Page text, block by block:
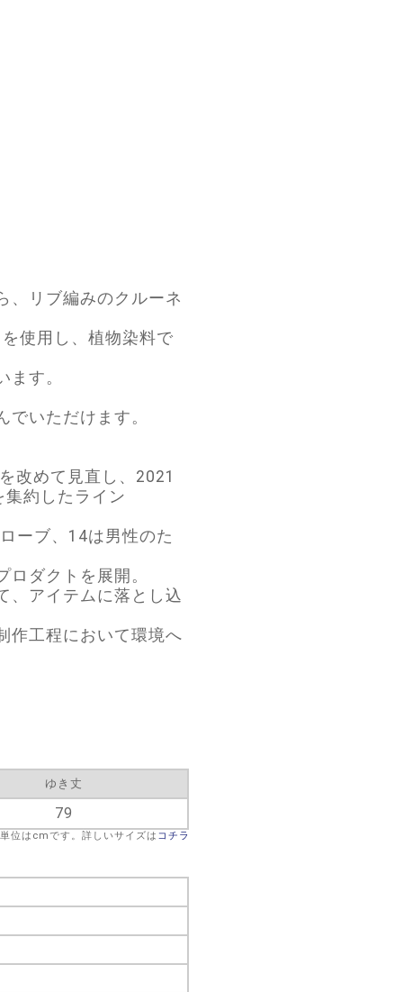
、リブ編みのクルーネ
使用し、植物染料で
す。
いただけます。
改めて見直し、2021
約したライン
ーブ、14は男性のた
ダクトを展開。
、アイテムに落とし込
作工程において環境へ
ゆき丈
79
位はcmです。詳しいサイズは コチラ